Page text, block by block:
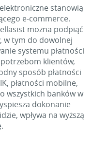
stanowią
e-commerce.
można podpiąć
w tym do dowolnej
systemu płatności
klientów,
sposób płatności
płatności mobilne,
wszystkich banków w
dokonanie
wpływa na wyższą